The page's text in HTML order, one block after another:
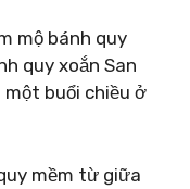
mộ bánh quy
quy xoắn San
buổi chiều ở
mềm từ giữa